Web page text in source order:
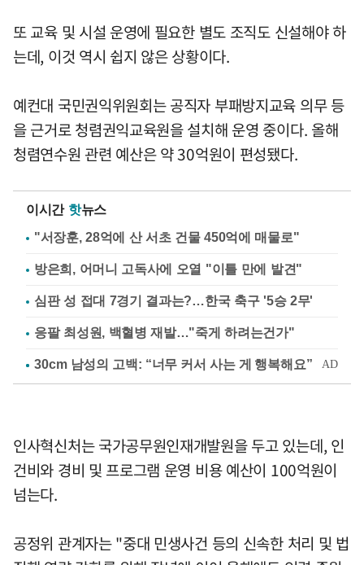
또 교육 및 시설 운영에 필요한 별도 조직도 신설해야 하
는데, 이것 역시 쉽지 않은 상황이다.
예컨대 국민권익위원회는 공직자 부패방지교육 의무 등
을 근거로 청렴권익교육원을 설치해 운영 중이다. 올해
청렴연수원 관련 예산은 약 30억원이 편성됐다.
이시간 핫뉴스
"서장훈, 28억에 산 서초 건물 450억에 매물로"
방은희, 어머니 고독사에 오열 "이틀 만에 발견"
심판 성 접대 7경기 결과는?…한국 축구 '5승 2무'
응팔 최성원, 백혈병 재발…"죽게 하려는건가"
인사혁신처는 국가공무원인재개발원을 두고 있는데, 인
건비와 경비 및 프로그램 운영 비용 예산이 100억원이
넘는다.
공정위 관계자는 "중대 민생사건 등의 신속한 처리 및 법